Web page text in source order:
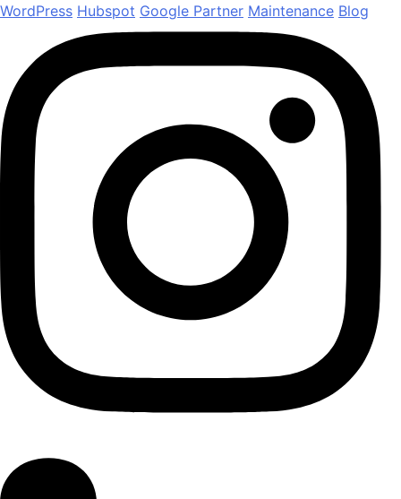
WordPress Hubspot Google Partner Maintenance Blog